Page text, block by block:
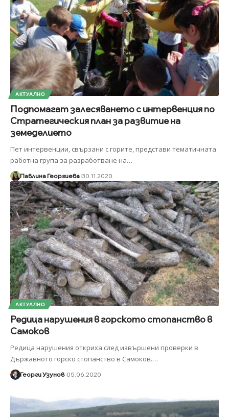
АКТУАЛНО
Подпомагат залесяването с интервенция по
Стратегическия план за развитие на
земеделието
Пет интервенции, свързани с горите, представи тематичната
работна група за разработване на…
Павлина Георгиева 30.11.2020
АКТУАЛНО
Редица нарушения в горското стопанство в
Самоков
Редица нарушения откриха след извършени проверки в
Държавното горско стопанство в Самоков.…
Георги Узунов 05.06.2020